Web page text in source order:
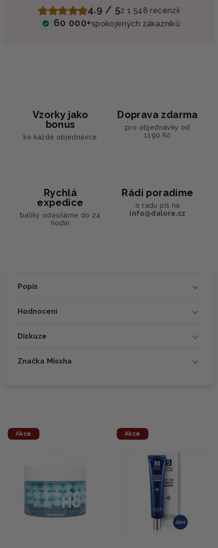
4.9 / 5z 1 548 recenzií
60 000+spokojených zákazníků
Vzorky jako
bonus
ke každé objednávce
Doprava zdarma
pro objednávky od
1190 Kč
Rychlá
expedice
balíky odesíláme do 24
hodin
Rádi poradíme
o radu piš na
info@dalora.cz
Popis
Hodnocení
Diskuze
Značka Missha
Akce Akce